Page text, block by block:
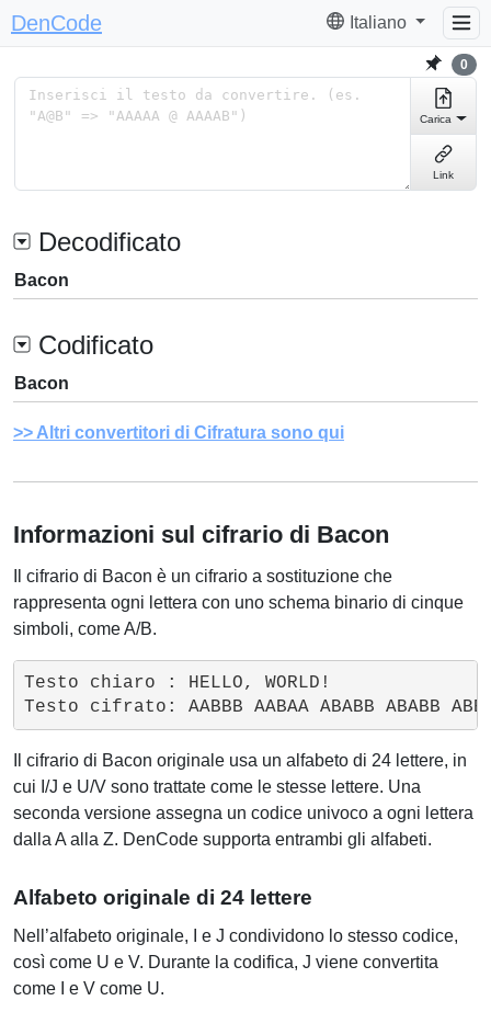
DenCode Italiano
0
Carica
Link
Decodificato
Bacon
Codificato
Bacon
Altri convertitori di Cifratura sono qui
Informazioni sul cifrario di Bacon
Il cifrario di Bacon è un cifrario a sostituzione che
rappresenta ogni lettera con uno schema binario di cinque
simboli, come A/B.
Testo chiaro : HELLO, WORLD!
Il cifrario di Bacon originale usa un alfabeto di 24 lettere, in
cui I/J e U/V sono trattate come le stesse lettere. Una
seconda versione assegna un codice univoco a ogni lettera
dalla A alla Z. DenCode supporta entrambi gli alfabeti.
Alfabeto originale di 24 lettere
Nell’alfabeto originale, I e J condividono lo stesso codice,
così come U e V. Durante la codifica, J viene convertita
come I e V come U.